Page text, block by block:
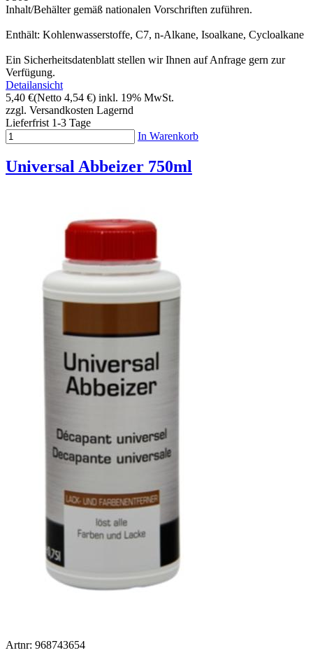
Inhalt/Behälter gemäß nationalen Vorschriften zuführen.
Enthält: Kohlenwasserstoffe, C7, n-Alkane, Isoalkane, Cycloalkane
Ein Sicherheitsdatenblatt stellen wir Ihnen auf Anfrage gern zur
Verfügung.
Detailansicht
5,40 €(Netto 4,54 €) inkl. 19% MwSt.
zzgl. Versandkosten Lagernd
Lieferfrist 1-3 Tage
In Warenkorb
Universal Abbeizer 750ml
Artnr: 968743654